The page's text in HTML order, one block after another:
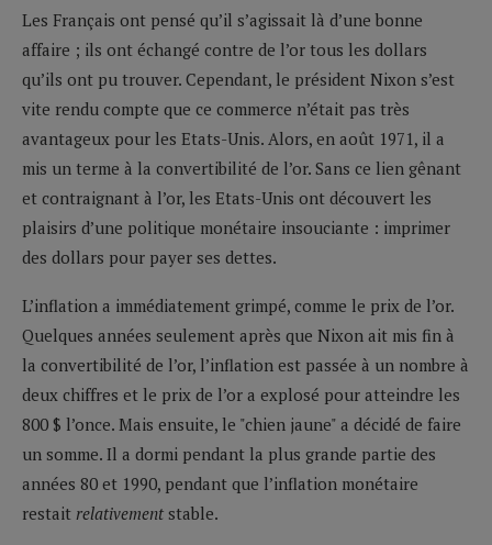
Les Français ont pensé qu’il s’agissait là d’une bonne
affaire ; ils ont échangé contre de l’or tous les dollars
qu’ils ont pu trouver. Cependant, le président Nixon s’est
vite rendu compte que ce commerce n’était pas très
avantageux pour les Etats-Unis. Alors, en août 1971, il a
mis un terme à la convertibilité de l’or. Sans ce lien gênant
et contraignant à l’or, les Etats-Unis ont découvert les
plaisirs d’une politique monétaire insouciante : imprimer
des dollars pour payer ses dettes.
L’inflation a immédiatement grimpé, comme le prix de l’or.
Quelques années seulement après que Nixon ait mis fin à
la convertibilité de l’or, l’inflation est passée à un nombre à
deux chiffres et le prix de l’or a explosé pour atteindre les
800 $ l’once. Mais ensuite, le "chien jaune" a décidé de faire
un somme. Il a dormi pendant la plus grande partie des
années 80 et 1990, pendant que l’inflation monétaire
restait relativement stable.